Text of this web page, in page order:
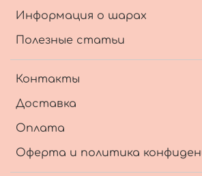
Информация о шарах
Полезные статьи
Контакты
Доставка
Оплата
Оферта и политика